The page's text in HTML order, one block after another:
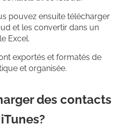
pouvez ensuite télécharger
et les convertir dans un
Excel.
exportés et formatés de
et organisée.
des contacts